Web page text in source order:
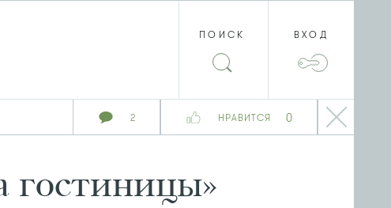
2 НРАВИТСЯ 0
ПОИСК ВХОД
гостиницы»